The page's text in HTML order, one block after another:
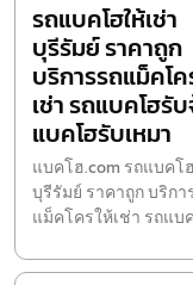
รถแบคโฮให้เช่า
บุรีรัมย์ ราคาถูก
บริการรถแม็คโค
เช่า รถแบคโฮรั
แบคโฮรับเหมา
แบคโฮ.com รถแบคโ
บุรีรัมย์ ราคาถูก บริกา
แม็คโครให้เช่า รถแบค